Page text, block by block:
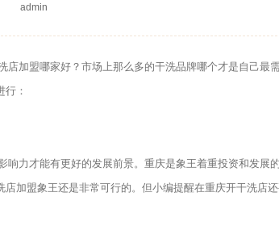
admin
加盟哪家好？市场上那么多的干洗品牌哪个才是自己最
：
力才能有更好的发展前景。重庆是象王着重投资和发展
加盟象王还是非常可行的。但小编提醒在重庆开干洗店